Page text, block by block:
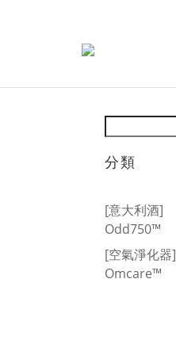
分類
[意大利酒]
Odd750™
[空氣淨化器]
Omcare™